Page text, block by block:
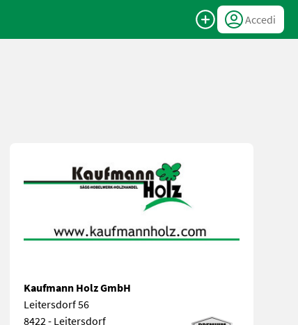
Accedi
Kaufmann Holz GmbH
Leitersdorf 56
8422 - Leitersdorf